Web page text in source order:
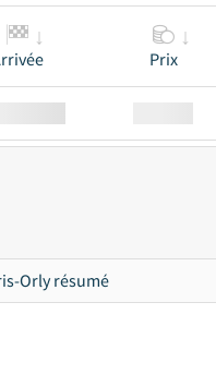
Prix
Orly résumé